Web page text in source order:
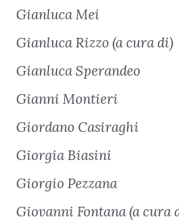
Gianluca Mei
Gianluca Rizzo (a cura di)
Gianluca Sperandeo
Gianni Montieri
Giordano Casiraghi
Giorgia Biasini
Giorgio Pezzana
Giovanni Fontana (a cura